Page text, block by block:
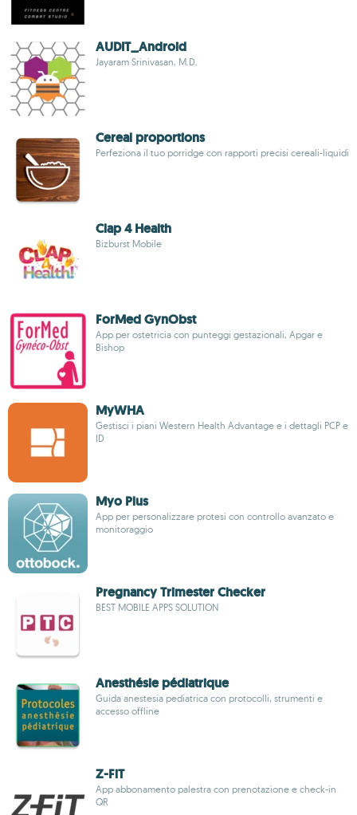
AUDIT_Android
Jayaram Srinivasan, M.D.
Cereal proportions
Perfeziona il tuo porridge con rapporti precisi cereali-liquidi
Clap 4 Health
Bizburst Mobile
ForMed GynObst
App per ostetricia con punteggi gestazionali, Apgar e
Bishop
MyWHA
Gestisci i piani Western Health Advantage e i dettagli PCP e
ID
Myo Plus
App per personalizzare protesi con controllo avanzato e
monitoraggio
Pregnancy Trimester Checker
BEST MOBILE APPS SOLUTION
Anesthésie pédiatrique
Guida anestesia pediatrica con protocolli, strumenti e
accesso offline
Z-FiT
App abbonamento palestra con prenotazione e check-in
QR